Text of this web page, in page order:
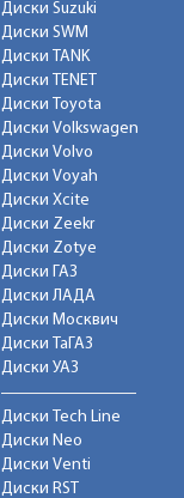
Диски Suzuki
Диски SWM
Диски TANK
Диски TENET
Диски Toyota
Диски Volkswagen
Диски Volvo
Диски Voyah
Диски Xcite
Диски Zeekr
Диски Zotye
Диски ГАЗ
Диски ЛАДА
Диски Москвич
Диски ТаГАЗ
Диски УАЗ
Диски Tech Line
Диски Neo
Диски Venti
Диски RST